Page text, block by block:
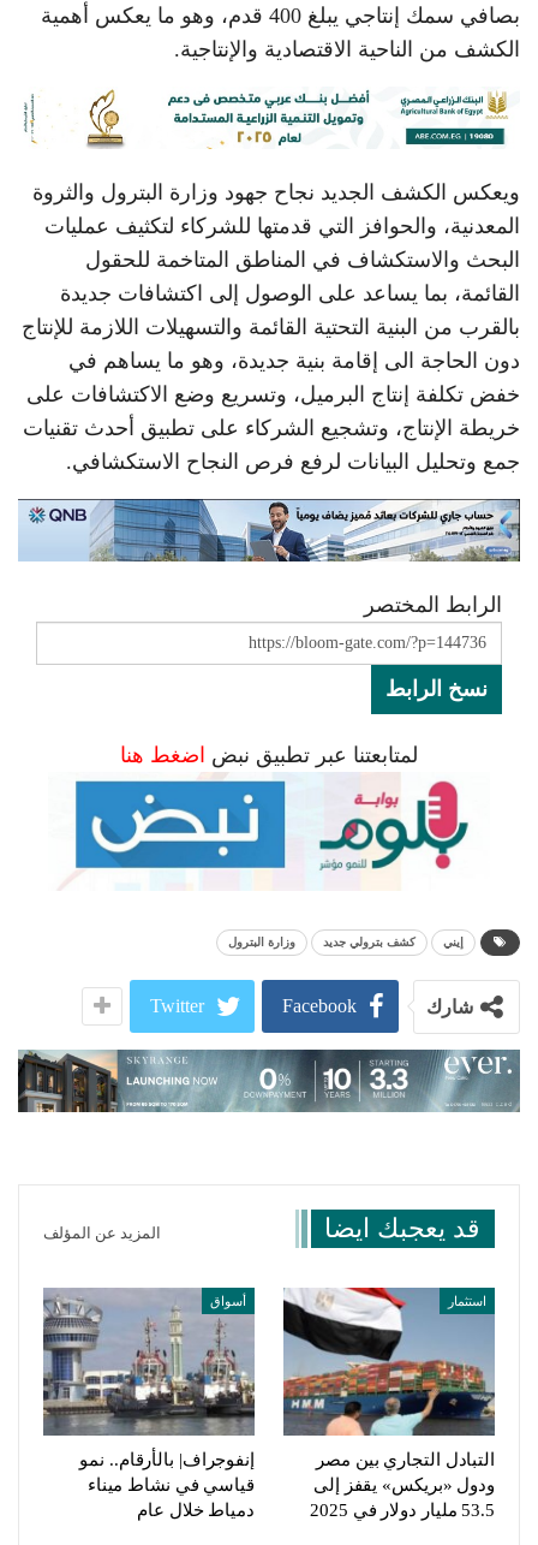
بصافي سمك إنتاجي يبلغ 400 قدم، وهو ما يعكس أهمية
الكشف من الناحية الاقتصادية والإنتاجية.
ويعكس الكشف الجديد نجاح جهود وزارة البترول والثروة
المعدنية، والحوافز التي قدمتها للشركاء لتكثيف عمليات
البحث والاستكشاف في المناطق المتاخمة للحقول
القائمة، بما يساعد على الوصول إلى اكتشافات جديدة
بالقرب من البنية التحتية القائمة والتسهيلات اللازمة للإنتاج
دون الحاجة الى إقامة بنية جديدة، وهو ما يساهم في
خفض تكلفة إنتاج البرميل، وتسريع وضع الاكتشافات على
خريطة الإنتاج، وتشجيع الشركاء على تطبيق أحدث تقنيات
جمع وتحليل البيانات لرفع فرص النجاح الاستكشافي.
الرابط المختصر
نسخ الرابط
لمتابعتنا عبر تطبيق نبض اضغط هنا
إيني كشف بترولي جديد وزارة البترول
شارك Facebook
Twitter
قد يعجبك ايضا المزيد عن المؤلف
استثمار
التبادل التجاري بين مصر
ودول «بريكس» يقفز إلى
53.5 مليار دولار في 2025
أسواق
إنفوجراف| بالأرقام.. نمو
قياسي في نشاط ميناء
دمياط خلال عام